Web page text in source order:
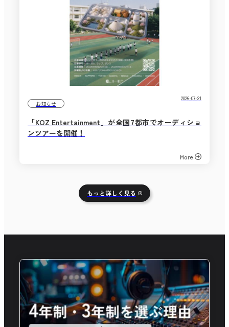
お知らせ
2026-07-21
「KOZ Entertainment」が全国7都市でオーディショ
ンツアーを開催！
More
もっと詳しく見る